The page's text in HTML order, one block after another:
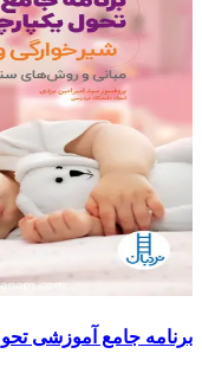
برنامه جامع آموزشی